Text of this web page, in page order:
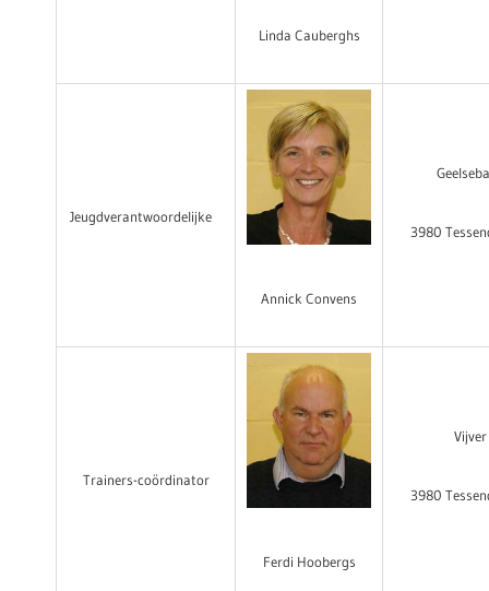
Linda Cauberghs
Jeugdverantwoordelijke
Annick Convens
3980
Trainers-coördinator
Ferdi Hoobergs
3980